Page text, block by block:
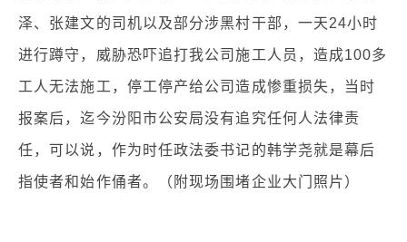
泽、张建文的司机以及部分涉黑村干部，一天24小时
进行蹲守，威胁恐吓追打我公司施工人员，造成100多
工人无法施工，停工停产给公司造成惨重损失，当时
报案后，迄今汾阳市公安局没有追究任何人法律责
任，可以说，作为时任政法委书记的韩学尧就是幕后
指使者和始作俑者。（附现场围堵企业大门照片）